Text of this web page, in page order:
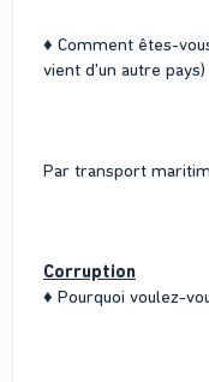
♦ Comment êtes-
vient d'un autre pays)
Par transport
Corruption
♦ Pourquoi voulez-